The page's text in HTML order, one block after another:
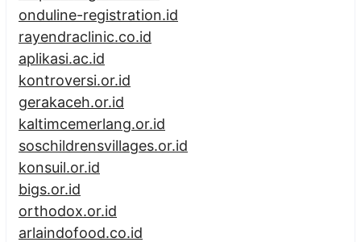
onduline-registration.id
rayendraclinic.co.id
aplikasi.ac.id
kontroversi.or.id
gerakaceh.or.id
kaltimcemerlang.or.id
soschildrensvillages.or.id
konsuil.or.id
bigs.or.id
orthodox.or.id
arlaindofood.co.id